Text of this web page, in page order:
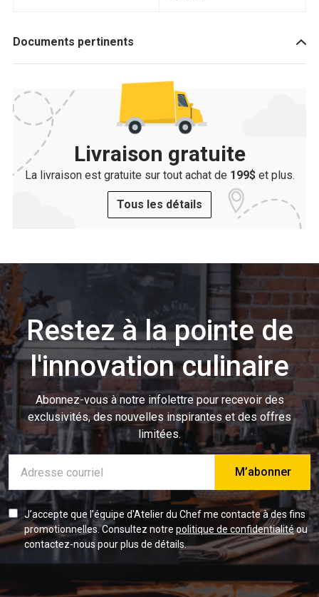
Documents pertinents
Livraison gratuite
La livraison est gratuite sur tout achat de 199$et plus.
Tous les détails
Restez à la pointe de
l'innovation culinaire
Abonnez-vous à notre infolettre pour recevoir des
exclusivités, des nouvelles inspirantes et des offres
limitées.
mail
J’accepte que l’équipe d'Atelier du Chef me contacte à des fins
promotionnelles. Consultez notre politique de confidentialitéou
contactez-nous pour plus de détails.